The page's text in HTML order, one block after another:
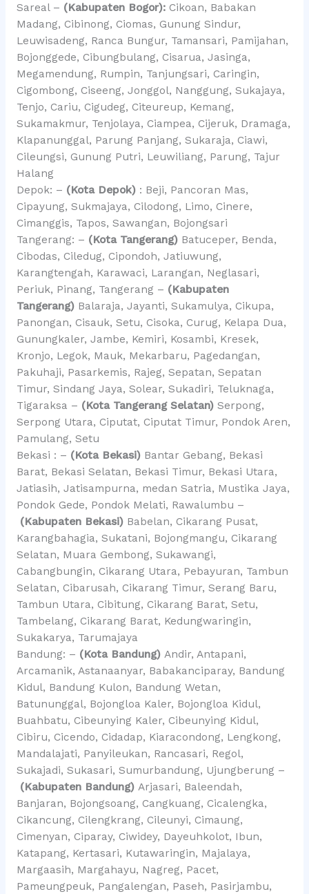
Sareal – (Kabupaten Bogor): Cikoan, Babakan
Madang, Cibinong, Ciomas, Gunung Sindur,
Leuwisadeng, Ranca Bungur, Tamansari, Pamijahan,
Bojonggede, Cibungbulang, Cisarua, Jasinga,
Megamendung, Rumpin, Tanjungsari, Caringin,
Cigombong, Ciseeng, Jonggol, Nanggung, Sukajaya,
Tenjo, Cariu, Cigudeg, Citeureup, Kemang,
Sukamakmur, Tenjolaya, Ciampea, Cijeruk, Dramaga,
Klapanunggal, Parung Panjang, Sukaraja, Ciawi,
Cileungsi, Gunung Putri, Leuwiliang, Parung, Tajur
Halang
Depok: – (Kota Depok): Beji, Pancoran Mas,
Cipayung, Sukmajaya, Cilodong, Limo, Cinere,
Cimanggis, Tapos, Sawangan, Bojongsari
Tangerang: – (Kota Tangerang)Batuceper, Benda,
Cibodas, Ciledug, Cipondoh, Jatiuwung,
Karangtengah, Karawaci, Larangan, Neglasari,
Periuk, Pinang, Tangerang – (Kabupaten
Tangerang)Balaraja, Jayanti, Sukamulya, Cikupa,
Panongan, Cisauk, Setu, Cisoka, Curug, Kelapa Dua,
Gunungkaler, Jambe, Kemiri, Kosambi, Kresek,
Kronjo, Legok, Mauk, Mekarbaru, Pagedangan,
Pakuhaji, Pasarkemis, Rajeg, Sepatan, Sepatan
Timur, Sindang Jaya, Solear, Sukadiri, Teluknaga,
Tigaraksa – (Kota Tangerang Selatan)Serpong,
Serpong Utara, Ciputat, Ciputat Timur, Pondok Aren,
Pamulang, Setu
Bekasi : – (Kota Bekasi)Bantar Gebang, Bekasi
Barat, Bekasi Selatan, Bekasi Timur, Bekasi Utara,
Jatiasih, Jatisampurna, medan Satria, Mustika Jaya,
Pondok Gede, Pondok Melati, Rawalumbu –
(Kabupaten Bekasi)Babelan, Cikarang Pusat,
Karangbahagia, Sukatani, Bojongmangu, Cikarang
Selatan, Muara Gembong, Sukawangi,
Cabangbungin, Cikarang Utara, Pebayuran, Tambun
Selatan, Cibarusah, Cikarang Timur, Serang Baru,
Tambun Utara, Cibitung, Cikarang Barat, Setu,
Tambelang, Cikarang Barat, Kedungwaringin,
Sukakarya, Tarumajaya
Bandung: – (Kota Bandung)Andir, Antapani,
Arcamanik, Astanaanyar, Babakanciparay, Bandung
Kidul, Bandung Kulon, Bandung Wetan,
Batununggal, Bojongloa Kaler, Bojongloa Kidul,
Buahbatu, Cibeunying Kaler, Cibeunying Kidul,
Cibiru, Cicendo, Cidadap, Kiaracondong, Lengkong,
Mandalajati, Panyileukan, Rancasari, Regol,
Sukajadi, Sukasari, Sumurbandung, Ujungberung –
(Kabupaten Bandung)Arjasari, Baleendah,
Banjaran, Bojongsoang, Cangkuang, Cicalengka,
Cikancung, Cilengkrang, Cileunyi, Cimaung,
Cimenyan, Ciparay, Ciwidey, Dayeuhkolot, Ibun,
Katapang, Kertasari, Kutawaringin, Majalaya,
Margaasih, Margahayu, Nagreg, Pacet,
Pameungpeuk, Pangalengan, Paseh, Pasirjambu,